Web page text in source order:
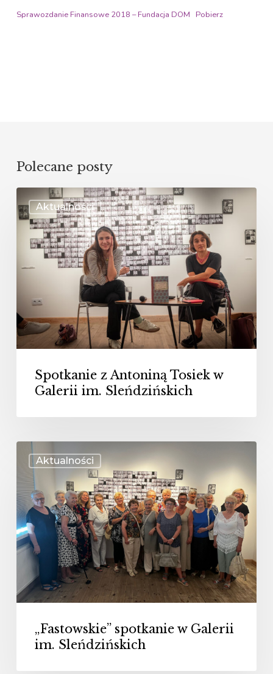
Sprawozdanie Finansowe 2018 – Fundacja DOM
Pobierz
Polecane posty
Aktualności
Spotkanie
z
Antoniną
im.
Sleńdzińskich
Spotkanie z Antoniną Tosiek w
Galerii im. Sleńdzińskich
Aktualności
„Fastowskie”
spotkanie
w
Galerii
im.
Sleńdzińskich
„Fastowskie” spotkanie w Galerii
im. Sleńdzińskich